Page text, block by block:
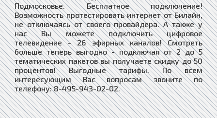
Подмосковье. Бесплатное подключение!
Возможность протестировать интернет от Билайн,
не отключаясь от своего провайдера. А также у
нас Вы можете подключить цифровое
телевидение - 26 эфирных каналов! Смотреть
больше теперь выгодно - подключая от 2 до 5
тематических пакетов вы получаете скидку до 50
процентов! Выгодные тарифы. По всем
интересующим Вас вопросам звоните по
телефону: 8-495-943-02-02.